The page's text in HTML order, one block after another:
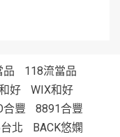
品
118流當品
好
WIX和好
合豐
8891合豐
北 BACK悠嫻